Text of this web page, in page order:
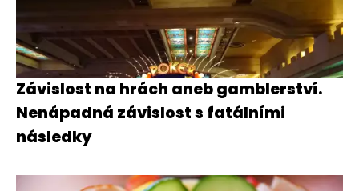
Závislost na hrách aneb gamblerství.
Nenápadná závislost s fatálními
následky